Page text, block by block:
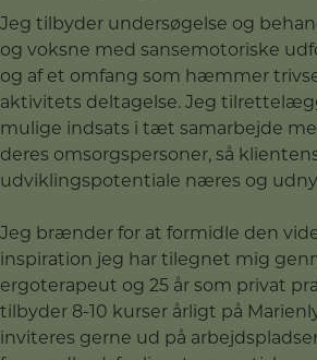
Jeg tilbyder undersøgelse og
og voksne med sansemotoriske
og af et omfang som hæmmer
aktivitets deltagelse. Jeg
mulige indsats i tæt samarbejde
deres omsorgspersoner, så
udviklingspotentiale næres og
Jeg brænder for at formidle den
inspiration jeg har tilegnet mig
ergoterapeut og 25 år som privat
tilbyder 8-10 kurser årligt på
inviteres gerne ud på